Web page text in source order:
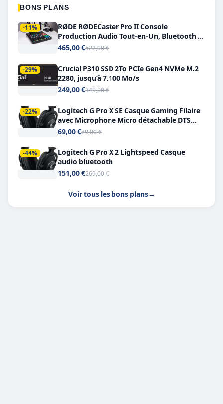
BONS PLANS
-11%
RØDE RØDECaster Pro II Console
Production Audio Tout-en-Un, Bluetooth et
Double USB-C
465,00 €522,00 €
-29%
Crucial P310 SSD 2To PCIe Gen4 NVMe M.2
2280, jusqu’à 7.100 Mo/s
249,00 €349,00 €
-22%
Logitech G Pro X SE Casque Gaming Filaire
avec Microphone Micro détachable DTS
Headphone X 7.1
69,00 €89,00 €
-44%
Logitech G Pro X 2 Lightspeed Casque
audio bluetooth
151,00 €269,00 €
Voir tous les bons plans→